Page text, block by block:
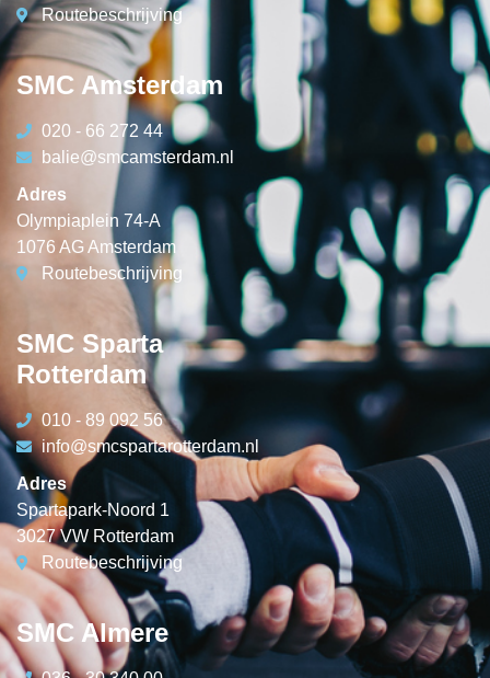
Routebeschrijving
SMC Amsterdam
020 - 66 272 44
balie@smcamsterdam.nl
Adres
Olympiaplein 74-A
1076 AG Amsterdam
Routebeschrijving
SMC Sparta
Rotterdam
010 - 89 092 56
info@smcspartarotterdam.nl
Adres
Spartapark-Noord 1
3027 VW Rotterdam
Routebeschrijving
SMC Almere